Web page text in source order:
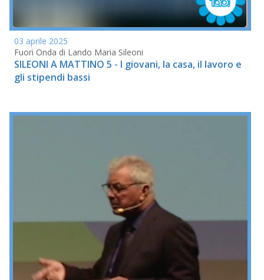
03 aprile 2025
Fuori Onda di Lando Maria Sileoni
SILEONI A MATTINO 5 - I giovani, la casa, il lavoro e
gli stipendi bassi